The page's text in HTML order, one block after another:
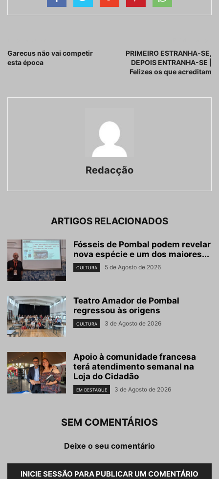
Garecus não vai competir
esta época
PRIMEIRO ESTRANHA-SE,
DEPOIS ENTRANHA-SE |
Felizes os que acreditam
Redacção
ARTIGOS RELACIONADOS
Fósseis de Pombal podem revelar
nova espécie e um dos maiores...
CULTURA 5 de Agosto de 2026
Teatro Amador de Pombal
regressou às origens
CULTURA 3 de Agosto de 2026
Apoio à comunidade francesa
terá atendimento semanal na
Loja do Cidadão
EM DESTAQUE 3 de Agosto de 2026
SEM COMENTÁRIOS
Deixe o seu comentário
INICIE SESSÃO PARA PUBLICAR UM COMENTÁRIO